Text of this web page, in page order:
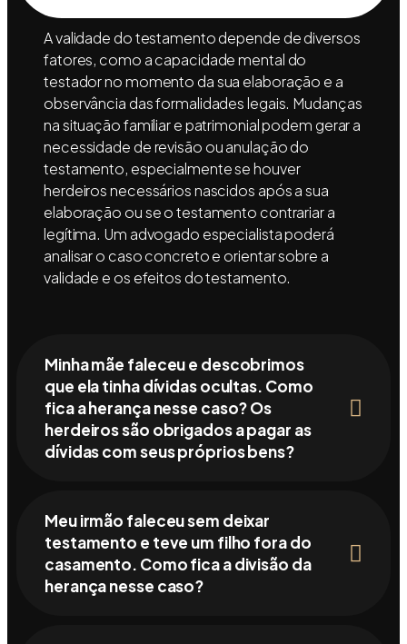
A validade do testamento depende de diversos
fatores, como a capacidade mental do
testador no momento da sua elaboração e a
observância das formalidades legais. Mudanças
na situação familiar e patrimonial podem gerar a
necessidade de revisão ou anulação do
testamento, especialmente se houver
herdeiros necessários nascidos após a sua
elaboração ou se o testamento contrariar a
legítima. Um advogado especialista poderá
analisar o caso concreto e orientar sobre a
validade e os efeitos do testamento.
Minha mãe faleceu e descobrimos
que ela tinha dívidas ocultas. Como
fica a herança nesse caso? Os
herdeiros são obrigados a pagar as
dívidas com seus próprios bens?
Meu irmão faleceu sem deixar
testamento e teve um filho fora do
casamento. Como fica a divisão da
herança nesse caso?